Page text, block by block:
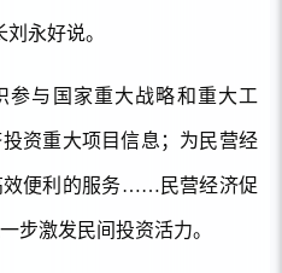
永好说。
参与国家重大战略和重大工
资重大项目信息；为民营经
便利的服务……民营经济促
步激发民间投资活力。